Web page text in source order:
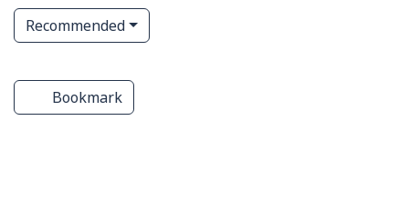
Recommended
materijala
Bookmark